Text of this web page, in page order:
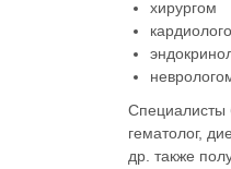
хирургом
Специалисты
гематолог,
др. также